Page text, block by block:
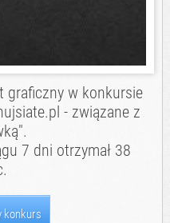
graficzny w konkursie
- związane z
7 dni otrzymał 38
konkurs